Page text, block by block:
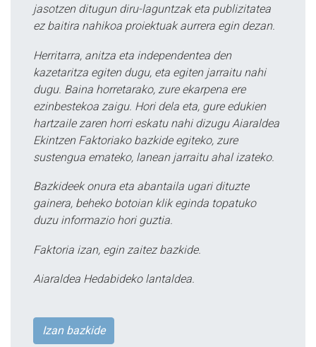
jasotzen ditugun diru-laguntzak eta publizitatea
ez baitira nahikoa proiektuak aurrera egin dezan.
Herritarra, anitza eta independentea den
kazetaritza egiten dugu, eta egiten jarraitu nahi
dugu. Baina horretarako, zure ekarpena ere
ezinbestekoa zaigu. Hori dela eta, gure edukien
hartzaile zaren horri eskatu nahi dizugu Aiaraldea
Ekintzen Faktoriako bazkide egiteko, zure
sustengua emateko, lanean jarraitu ahal izateko.
Bazkideek onura eta abantaila ugari dituzte
gainera, beheko botoian klik eginda topatuko
duzu informazio hori guztia.
Faktoria izan, egin zaitez bazkide.
Aiaraldea Hedabideko lantaldea.
Izan bazkide